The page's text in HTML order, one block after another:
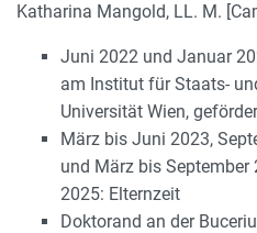
Katharina Mangold, LL. M.
Juni 2022 und Januar
am Institut für Staats-
Universität Wien,
März bis Juni 2023,
und März bis
2025: Elternzeit
Doktorand an der